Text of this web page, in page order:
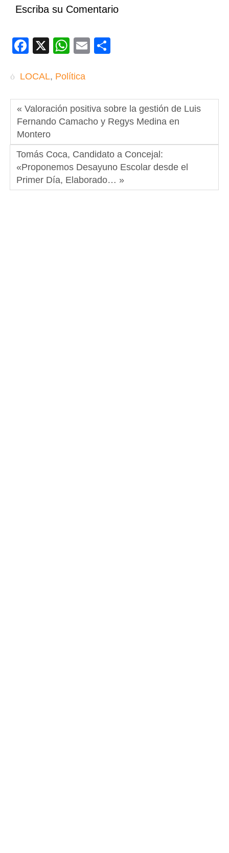
Escriba su Comentario
Facebook
X WhatsApp
Email
LOCAL, Política
« Valoración positiva sobre la gestión de Luis
Fernando Camacho y Regys Medina en
Montero
Tomás Coca, Candidato a Concejal:
«Proponemos Desayuno Escolar desde el
Primer Día, Elaborado… »